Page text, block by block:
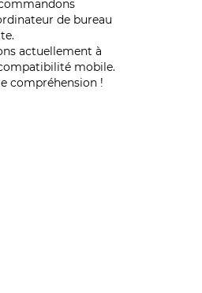
de bureau
actuellement à
mobile.
compréhension !